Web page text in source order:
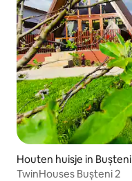
Houten huisje in Bușteni
TwinHouses Bușteni 2